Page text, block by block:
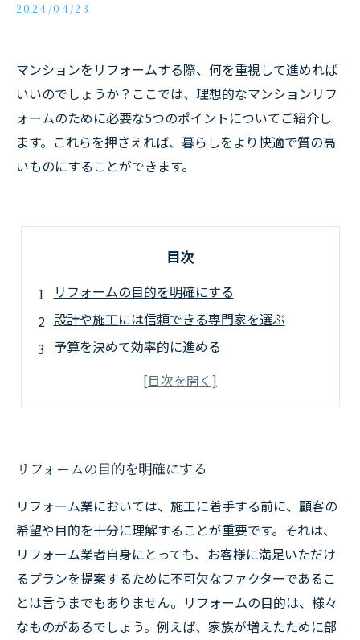
2024/04/23
マンションをリフォームする際、何を重視して進めれば
いいのでしょうか？ここでは、理想的なマンションリフ
ォームのために必要な5つのポイントについてご紹介し
ます。これらを押さえれば、暮らしをより快適で質の高
いものにすることができます。
目次
リフォームの目的を明確にする
設計や施工には信頼できる専門家を選ぶ
予算を決めて効率的に進める
機能性や快適性を高めるために工夫する
リフォームの目的を明確にする
リフォーム業においては、施工に着手する前に、顧客の
希望や目的を十分に理解することが重要です。それは、
リフォーム業者自身にとっても、お客様に満足いただけ
るプランを提案するために不可欠なファクターであるこ
とは言うまでもありません。リフォームの目的は、様々
なものがあるでしょう。例えば、家族が増えたために部